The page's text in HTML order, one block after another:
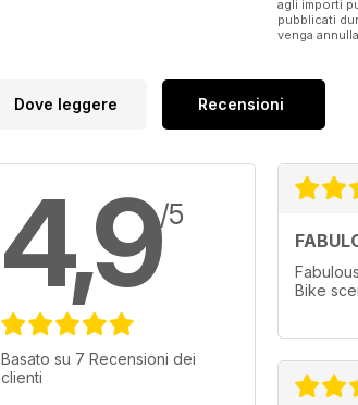
agli importi
pubblicati
venga
Dove leggere Recensioni
4,9/5
Basato su 7 Recensioni dei
clienti
Bike